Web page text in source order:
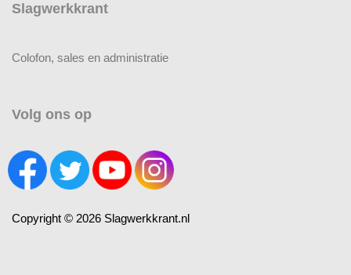
Slagwerkkrant
Colofon, sales en administratie
Volg ons op
Copyright © 2026 Slagwerkkrant.nl